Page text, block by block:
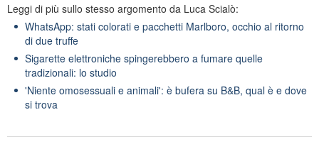
Leggi di più sullo stesso argomento da Luca Scialò:
WhatsApp: stati colorati e pacchetti Marlboro, occhio al ritorno
di due truffe
Sigarette elettroniche spingerebbero a fumare quelle
tradizionali: lo studio
'Niente omosessuali e animali': è bufera su B&B, qual è e dove
si trova